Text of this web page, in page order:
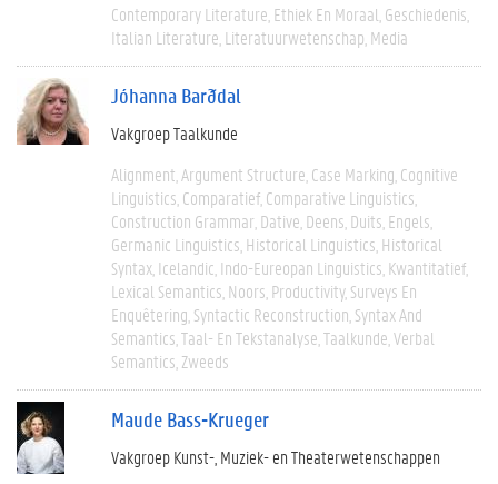
Contemporary Literature Ethiek En Moraal Geschiedenis
Italian Literature Literatuurwetenschap Media
Jóhanna Barðdal
Vakgroep Taalkunde
Alignment Argument Structure Case Marking Cognitive
Linguistics Comparatief Comparative Linguistics
Construction Grammar Dative Deens Duits Engels
Germanic Linguistics Historical Linguistics Historical
Syntax Icelandic Indo-Eureopan Linguistics Kwantitatief
Lexical Semantics Noors Productivity Surveys En
Enquêtering Syntactic Reconstruction Syntax And
Semantics Taal- En Tekstanalyse Taalkunde Verbal
Semantics Zweeds
Maude Bass-Krueger
Vakgroep Kunst-, Muziek- en Theaterwetenschappen